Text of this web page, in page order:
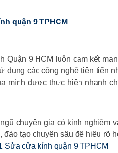
quận 9 TPHCM
Quận 9 HCM luôn cam kết
dụng các công nghệ tiên tiến
mình được thực hiện nhanh
chuyên gia có kinh nghiệm
tạo chuyên sâu để hiểu rõ
Sửa cửa kính quận 9 TPHCM